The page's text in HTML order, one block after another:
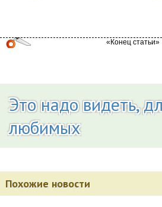
Это надо видеть,
любимых
Похожие новости